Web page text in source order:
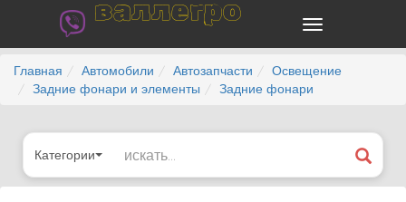
валлегро
Главная Автомобили Автозапчасти
Освещение
Задние фонари и элементы
Задние фонари
Категории